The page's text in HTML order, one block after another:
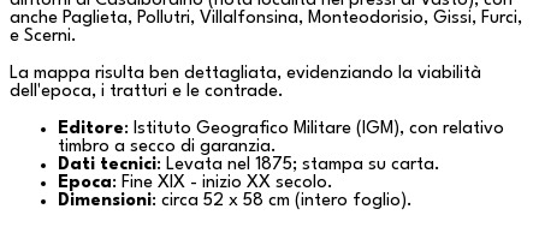
anche Paglieta, Pollutri, Villalfonsina, Monteodorisio, Gissi, Furci,
e Scerni.
La mappa risulta ben dettagliata, evidenziando la viabilità
dell'epoca, i tratturi e le contrade.
Editore: Istituto Geografico Militare (IGM), con relativo
timbro a secco di garanzia.
Dati tecnici: Levata nel 1875; stampa su carta.
Epoca: Fine XIX - inizio XX secolo.
Dimensioni: circa 52 x 58 cm (intero foglio).